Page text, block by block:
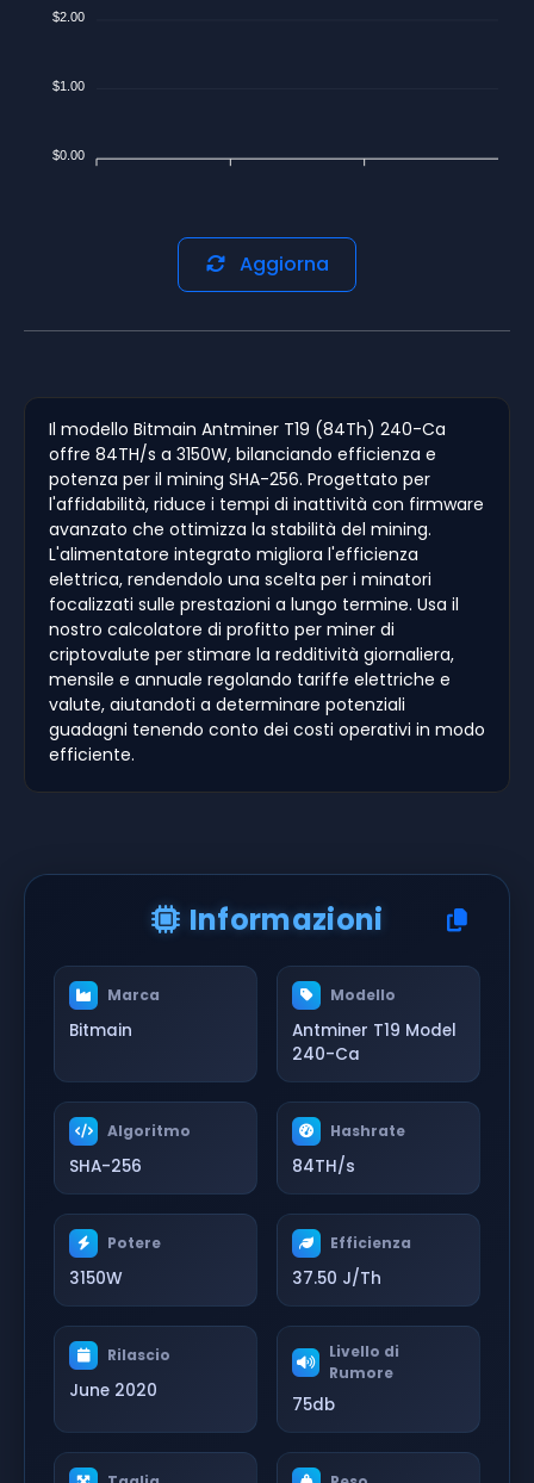
$2.00
$1.00
$0.00
Aggiorna
Il modello Bitmain Antminer T19 (84Th) 240-Ca
offre 84TH/s a 3150W, bilanciando efficienza e
potenza per il mining SHA-256. Progettato per
l'affidabilità, riduce i tempi di inattività con firmware
avanzato che ottimizza la stabilità del mining.
L'alimentatore integrato migliora l'efficienza
elettrica, rendendolo una scelta per i minatori
focalizzati sulle prestazioni a lungo termine. Usa il
nostro calcolatore di profitto per miner di
criptovalute per stimare la redditività giornaliera,
mensile e annuale regolando tariffe elettriche e
valute, aiutandoti a determinare potenziali
guadagni tenendo conto dei costi operativi in modo
efficiente.
Informazioni
Marca
Bitmain
Modello
Antminer T19 Model
240-Ca
Algoritmo
SHA-256
Hashrate
84TH/s
Potere
3150W
Efficienza
37.50 J/Th
Rilascio
June 2020
Livello di
Rumore
75db